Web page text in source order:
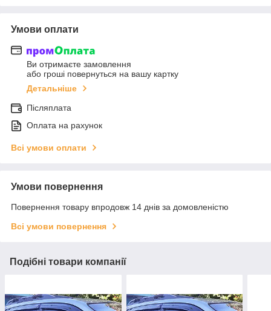
Умови оплати
Ви отримаєте замовлення
або гроші повернуться на вашу картку
Детальніше
Післяплата
Оплата на рахунок
Всі умови оплати
Умови повернення
Повернення товару впродовж 14 днів за домовленістю
Всі умови повернення
Подібні товари компанії